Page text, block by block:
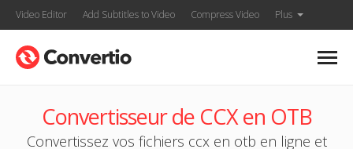
Video Editor Add Subtitles to Video Compress Video Plus
Convertisseur de CCX en OTB
Convertissez vos fichiers ccx en otb en ligne et